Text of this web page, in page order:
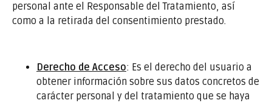
personal ante el Responsable del Tratamiento, así
como a la retirada del consentimiento prestado.
Derecho de Acceso: Es el derecho del usuario a
obtener información sobre sus datos concretos de
carácter personal y del tratamiento que se haya